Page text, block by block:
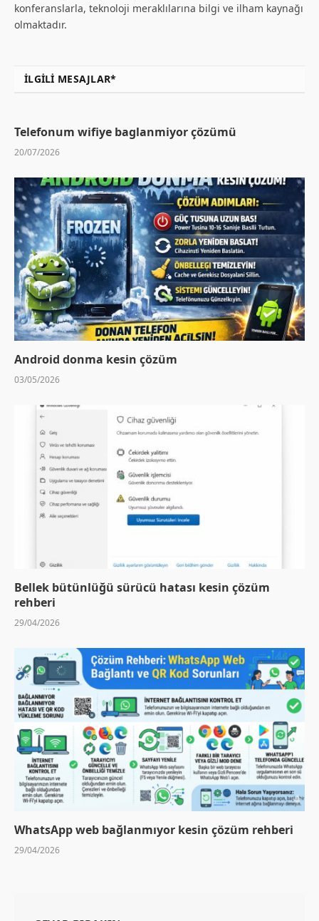
konferanslarla, teknoloji meraklılarına bilgi ve ilham kaynağı
olmaktadır.
İLGILI MESAJLAR*
Telefonum wifiye baglanmiyor çözümü
20/07/2026
Android donma kesin çözüm
03/05/2026
Bellek bütünlüğü sürücü hatası kesin çözüm
rehberi
29/04/2026
WhatsApp web bağlanmıyor kesin çözüm rehberi
29/04/2026